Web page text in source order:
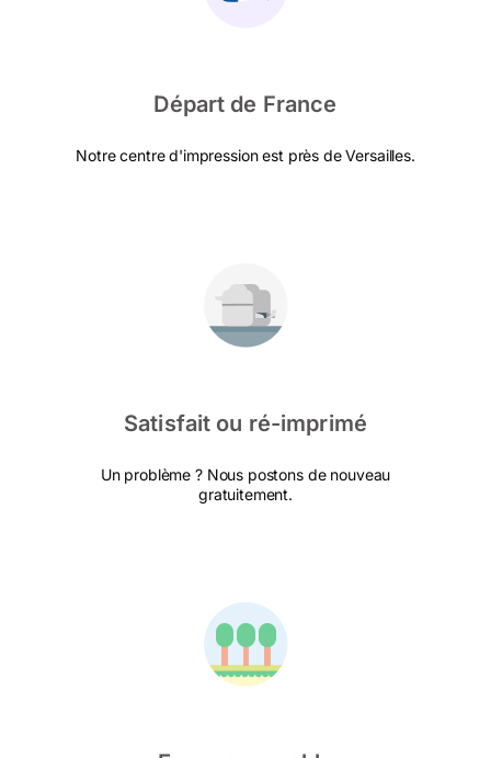
Départ de France
Notre centre d'impression est près de Versailles.
Satisfait ou ré-imprimé
Un problème ? Nous postons de nouveau
gratuitement.